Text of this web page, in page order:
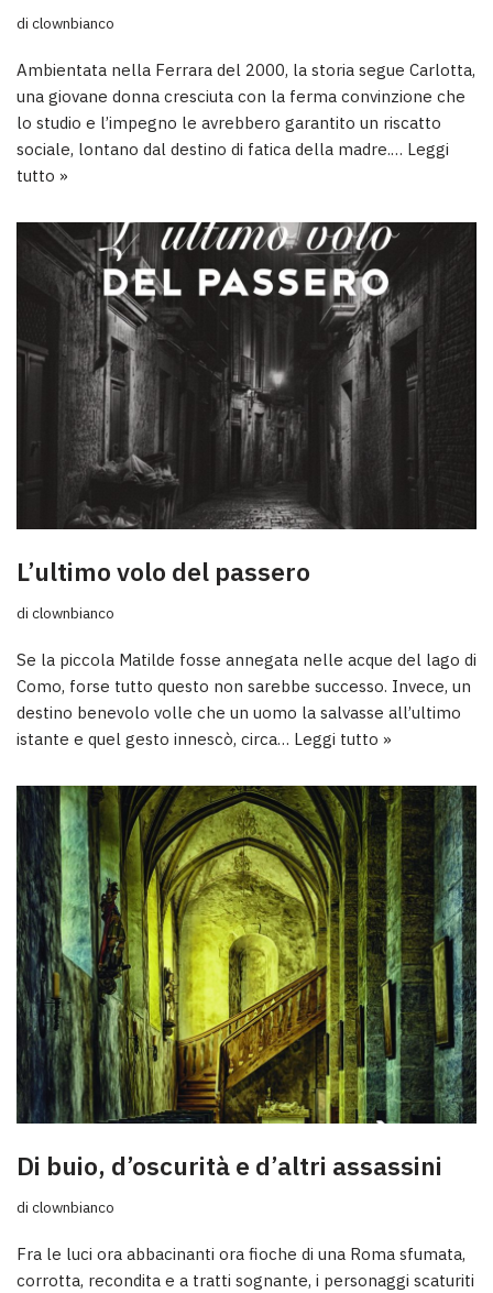
di clownbianco
Ambientata nella Ferrara del 2000, la storia segue Carlotta,
una giovane donna cresciuta con la ferma convinzione che
lo studio e l’impegno le avrebbero garantito un riscatto
sociale, lontano dal destino di fatica della madre.… Leggi
tutto »
L’ultimo volo del passero
di clownbianco
Se la piccola Matilde fosse annegata nelle acque del lago di
Como, forse tutto questo non sarebbe successo. Invece, un
destino benevolo volle che un uomo la salvasse all’ultimo
istante e quel gesto innescò, circa… Leggi tutto »
Di buio, d’oscurità e d’altri assassini
di clownbianco
Fra le luci ora abbacinanti ora fioche di una Roma sfumata,
corrotta, recondita e a tratti sognante, i personaggi scaturiti